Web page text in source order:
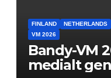
FINLAND NETHERLANDS
VM 2026
Bandy-VM
medialt